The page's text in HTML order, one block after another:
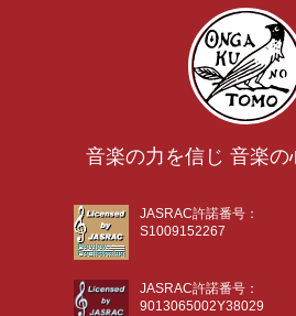
音楽の力を信じ 音楽の
JASRAC許諾番号：
S1009152267
JASRAC許諾番号：
9013065002Y38029